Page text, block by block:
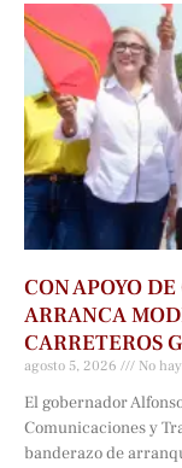
CON APOYO
ARRANCA
CARRETEROS
agosto 5, 2026 No
El gobernador
Comunicaciones y
banderazo de